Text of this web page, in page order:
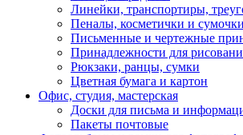
Линейки, транспортиры,
Пеналы, косметички и
Письменные и чертежные
Принадлежности для
Рюкзаки, ранцы, сумки
Цветная бумага и картон
Офис, студия, мастерская
Доски для письма и
Пакеты почтовые